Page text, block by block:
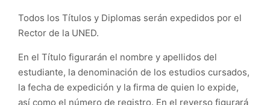
Todos los Títulos y Diplomas serán expedidos por el
Rector de la UNED.
En el Título figurarán el nombre y apellidos del
estudiante, la denominación de los estudios cursados,
la fecha de expedición y la firma de quien lo expide,
así como el número de registro. En el reverso figurará